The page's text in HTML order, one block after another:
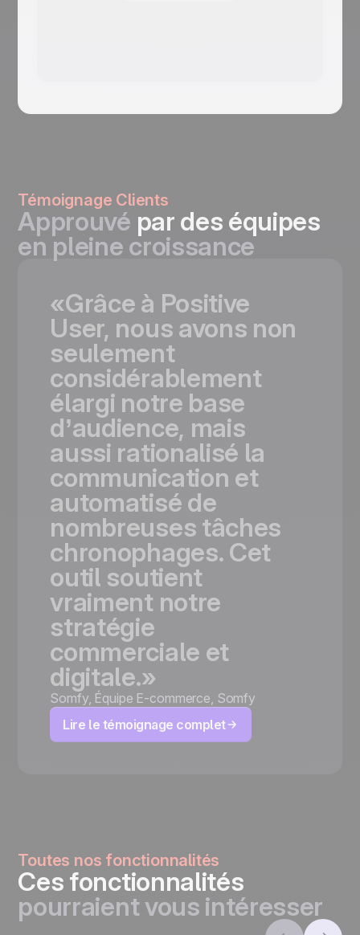
Témoignage Clients
Approuvé par des équipes
en pleine croissance
«Grâce à Positive
User, nous avons non
seulement
considérablement
élargi notre base
d’audience, mais
aussi rationalisé la
communication et
automatisé de
nombreuses tâches
chronophages. Cet
outil soutient
vraiment notre
stratégie
commerciale et
digitale.»
Somfy, Équipe E-commerce, Somfy
Lire le témoignage complet
Toutes nos fonctionnalités
Ces fonctionnalités
pourraient vous intéresser